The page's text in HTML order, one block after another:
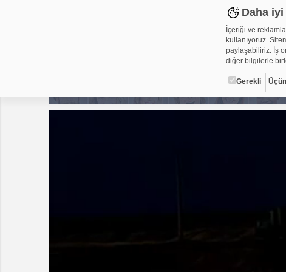
Daha
İçeriği ve
kullanıyoruz.
paylaşabiliriz. İş
diğer bilgilerle
Gerekli
Çerez nedir?
Çerezler, web-
kullanmaktadır.